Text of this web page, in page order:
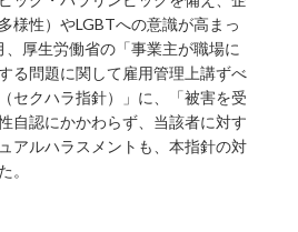
様性）やLGBTへの意識が高まっ
厚生労働省の「事業主が職場に
る問題に関して雇用管理上講ずべ
セクハラ指針）」に、「被害を受
自認にかかわらず、当該者に対す
アルハラスメントも、本指針の対
。